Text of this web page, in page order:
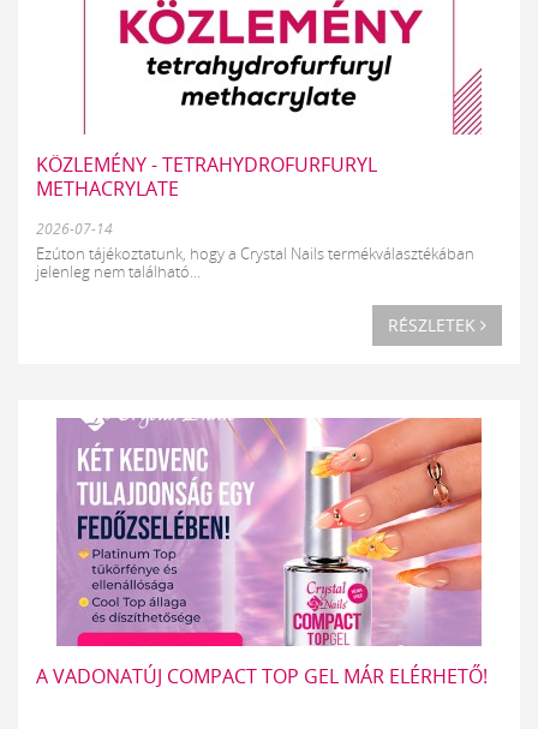
KÖZLEMÉNY - TETRAHYDROFURFURYL
METHACRYLATE
2026-07-14
Ezúton tájékoztatunk, hogy a Crystal Nails termékválasztékában
jelenleg nem található...
RÉSZLETEK
A VADONATÚJ COMPACT TOP GEL MÁR ELÉRHETŐ!